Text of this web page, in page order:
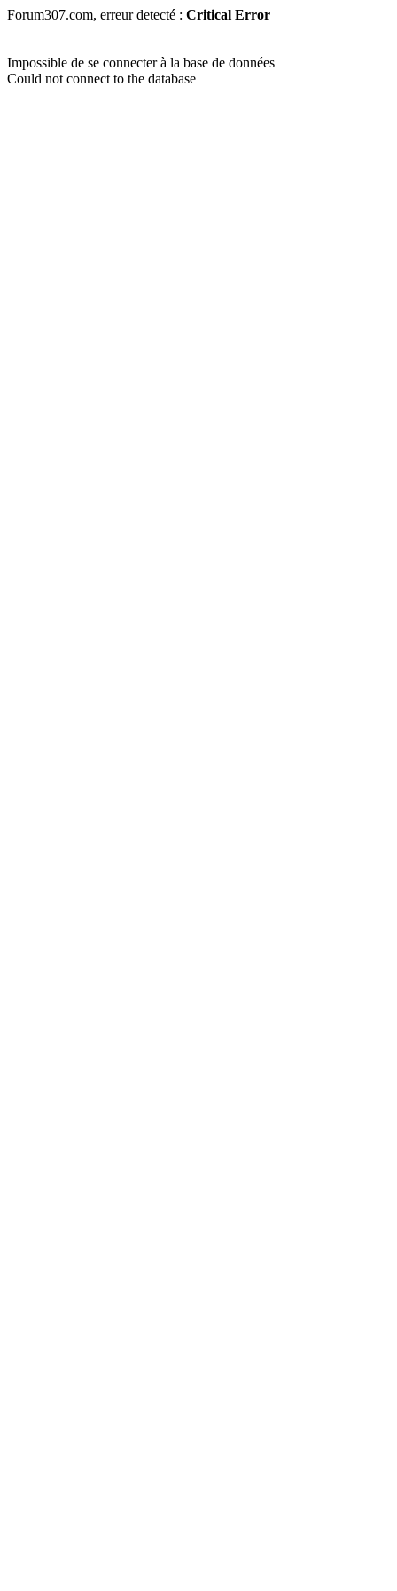
Forum307.com, erreur detecté : Critical Error
Impossible de se connecter à la base de données
Could not connect to the database